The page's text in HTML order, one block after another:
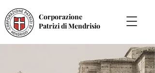
Corporazione
Patrizi di Mendrisio